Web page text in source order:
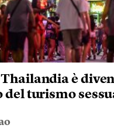
Thailandia è
del turismo